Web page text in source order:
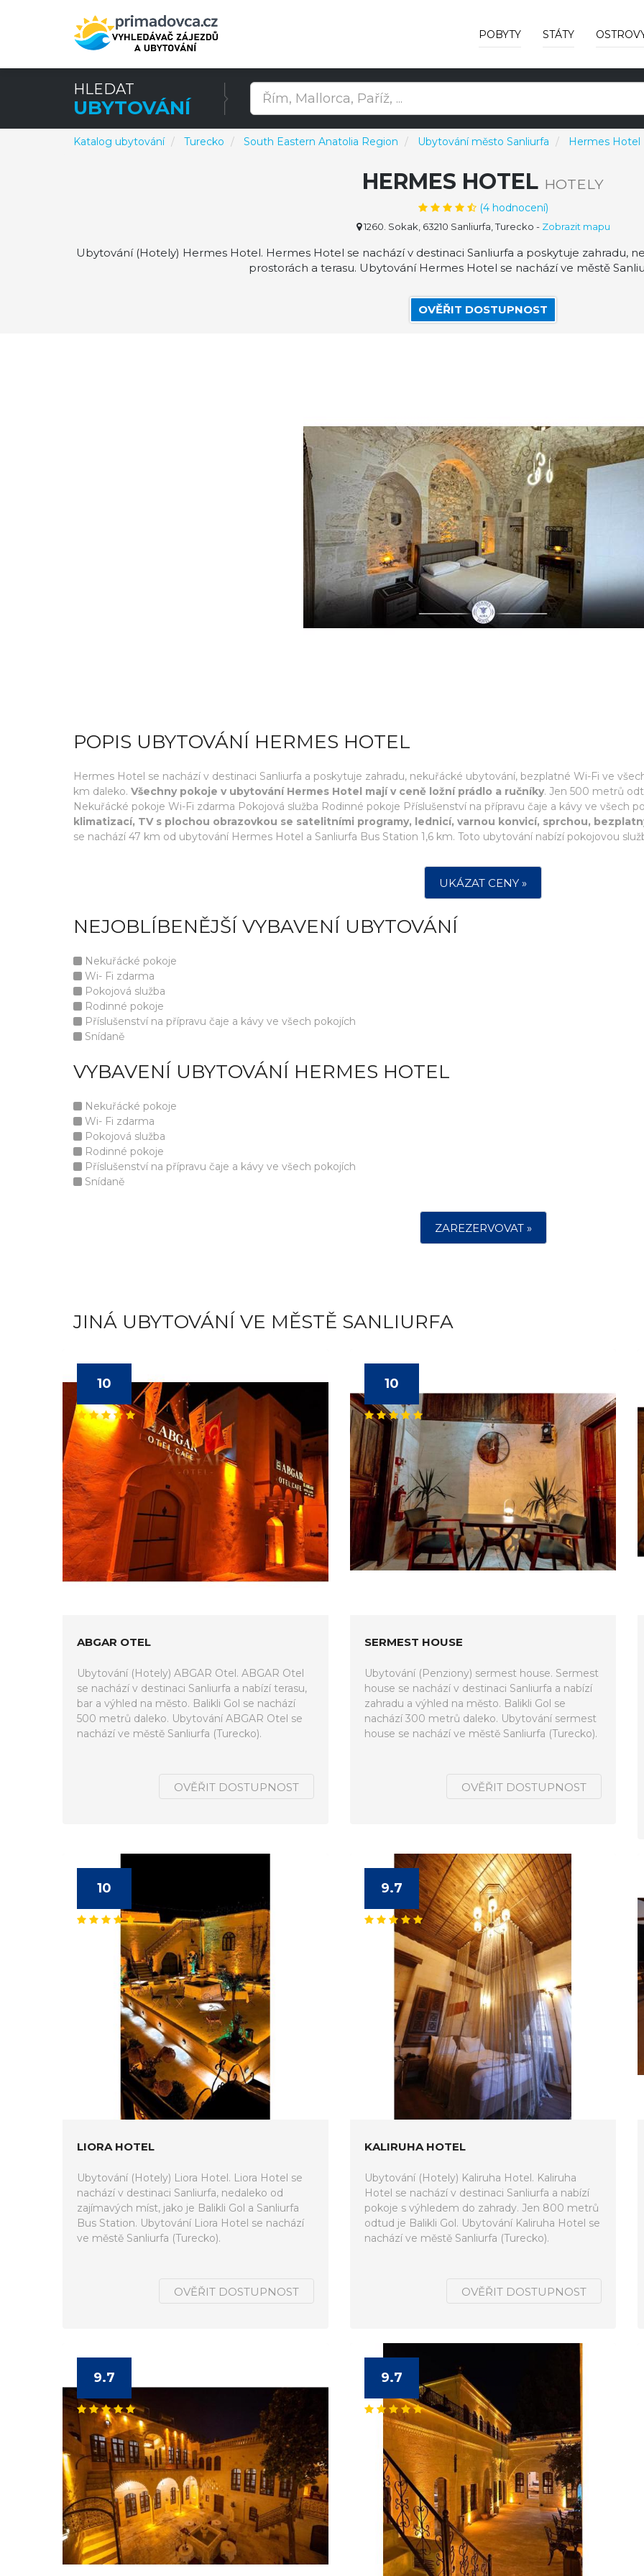
POBYTY STÁTY
HLEDAT
UBYTOVÁNÍ
Katalog ubytování Turecko South Eastern Anatolia Region Ubytování město Sanliurfa Hermes Hotel
HERMES HOTEL HOTELY
(4hodnocení)
1260. Sokak, 63210 Sanliurfa, Turecko - Zobrazit mapu
Ubytování (Hotely) Hermes Hotel. Hermes Hotel se nachází v destinaci Sanliurfa a poskytuje zahradu,
prostorách a terasu. Ubytování Hermes Hotel se nachází ve městě
OVĚŘIT DOSTUPNOST
POPIS UBYTOVÁNÍ HERMES HOTEL
Hermes Hotel se nachází v destinaci Sanliurfa a poskytuje zahradu, nekuřácké ubytování, bezplatné Wi-Fi ve
km daleko. Všechny pokoje v ubytování Hermes Hotel mají v ceně ložní prádlo a ručníky. Jen 500 metrů
Nekuřácké pokoje Wi-Fi zdarma Pokojová služba Rodinné pokoje Příslušenství na přípravu čaje a kávy ve všech
klimatizací, TV s plochou obrazovkou se satelitními programy, lednicí, varnou konvicí, sprchou,
se nachází 47 km od ubytování Hermes Hotel a Sanliurfa Bus Station 1,6 km. Toto ubytování nabízí pokojovou
UKÁZAT CENY »
NEJOBLÍBENĚJŠÍ VYBAVENÍ UBYTOVÁNÍ
Nekuřácké pokoje
Wi- Fi zdarma
Pokojová služba
Rodinné pokoje
Příslušenství na přípravu čaje a kávy ve všech pokojích
Snídaně
VYBAVENÍ UBYTOVÁNÍ HERMES HOTEL
Nekuřácké pokoje
Wi- Fi zdarma
Pokojová služba
Rodinné pokoje
Příslušenství na přípravu čaje a kávy ve všech pokojích
Snídaně
ZAREZERVOVAT »
JINÁ UBYTOVÁNÍ VE MĚSTĚ SANLIURFA
10
ABGAR OTEL
Ubytování (Hotely) ABGAR Otel. ABGAR Otel
se nachází v destinaci Sanliurfa a nabízí terasu,
bar a výhled na město. Balikli Gol se nachází
500 metrů daleko. Ubytování ABGAR Otel se
nachází ve městě Sanliurfa (Turecko).
OVĚŘIT DOSTUPNOST
10
SERMEST HOUSE
Ubytování (Penziony) sermest house. Sermest
house se nachází v destinaci Sanliurfa a nabízí
zahradu a výhled na město. Balikli Gol se
nachází 300 metrů daleko. Ubytování sermest
house se nachází ve městě Sanliurfa (Turecko).
OVĚŘIT DOSTUPNOST
10
LIORA HOTEL
Ubytování (Hotely) Liora Hotel. Liora Hotel se
nachází v destinaci Sanliurfa, nedaleko od
zajímavých míst, jako je Balikli Gol a Sanliurfa
Bus Station. Ubytování Liora Hotel se nachází
ve městě Sanliurfa (Turecko).
OVĚŘIT DOSTUPNOST
9.7
KALIRUHA HOTEL
Ubytování (Hotely) Kaliruha Hotel. Kaliruha
Hotel se nachází v destinaci Sanliurfa a nabízí
pokoje s výhledem do zahrady. Jen 800 metrů
odtud je Balikli Gol. Ubytování Kaliruha Hotel se
nachází ve městě Sanliurfa (Turecko).
OVĚŘIT DOSTUPNOST
9.7 9.7